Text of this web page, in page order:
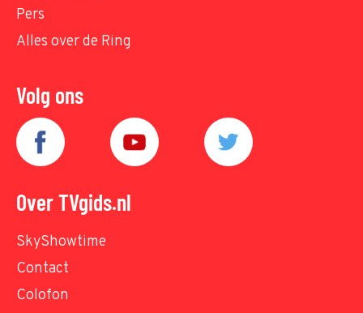
Pers
Alles over de Ring
Volg ons
Over TVgids.nl
SkyShowtime
Contact
Colofon